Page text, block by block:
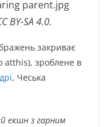
BY-SA 4.0.
закриває
atthis), зроблене в
, Чеська
екшн з гарним